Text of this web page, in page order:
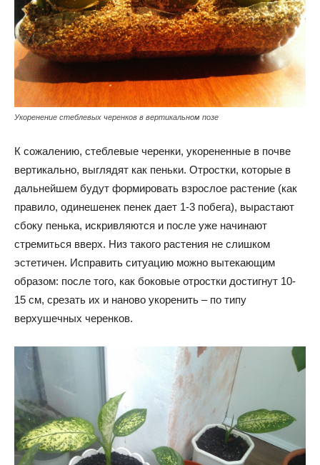
Укоренение стеблевых черенков в вертикальном позе
К сожалению, стеблевые черенки, укорененные в почве
вертикально, выглядят как пеньки. Отростки, которые в
дальнейшем будут формировать взрослое растение (как
правило, одинешенек пенек дает 1-3 побега), вырастают
сбоку пенька, искривляются и после уже начинают
стремиться вверх. Низ такого растения не слишком
эстетичен. Исправить ситуацию можно вытекающим
образом: после того, как боковые отростки достигнут 10-
15 см, срезать их и наново укоренить – по типу
верхушечных черенков.